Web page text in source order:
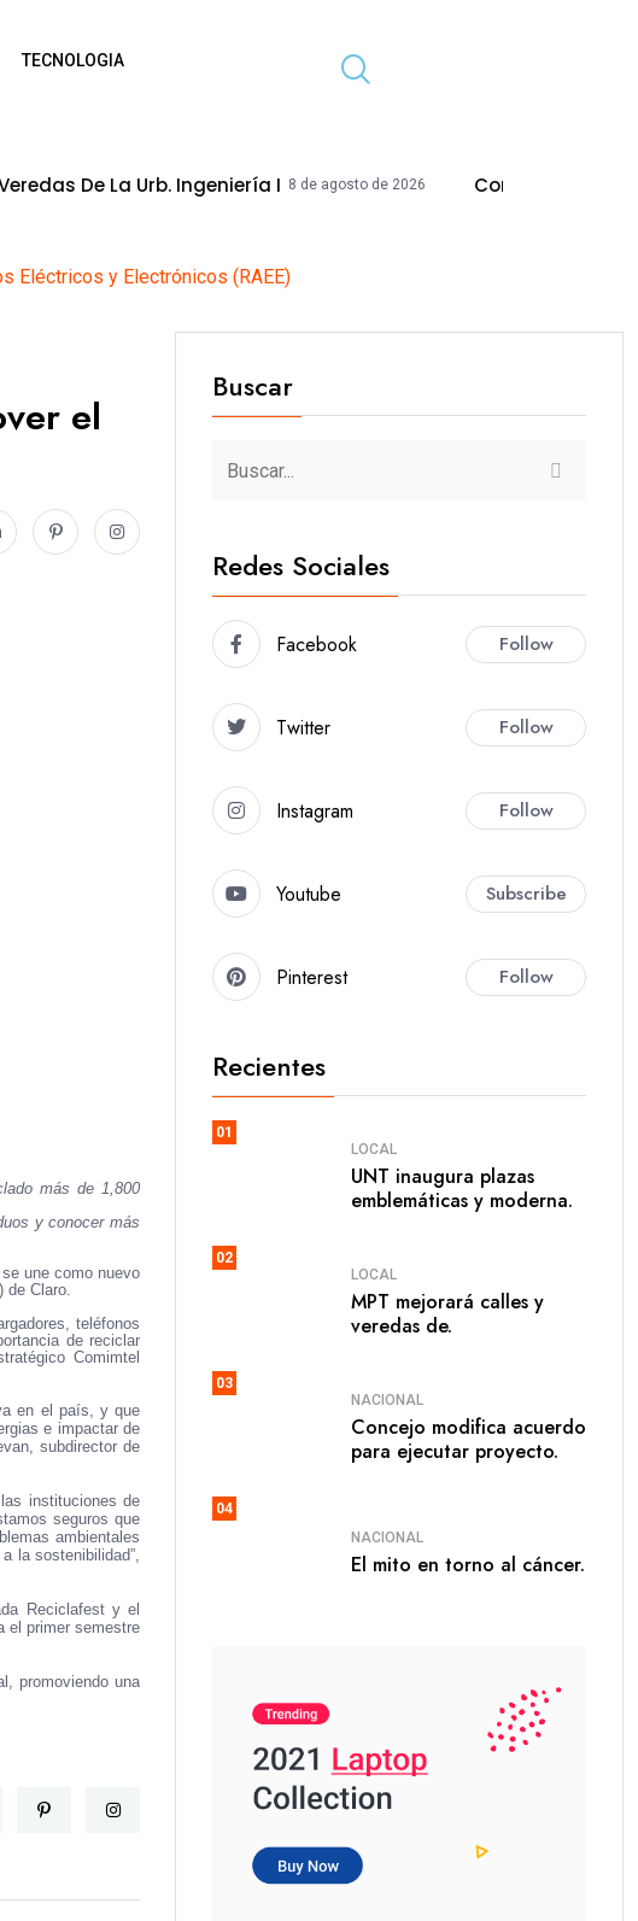
TECNOLOGIA
La Urb. Ingeniería I 8 de agosto de 2026 Concejo Modifica Acuerdo
Eléctricos y Electrónicos (RAEE)
el
más de 1,800
y conocer más
une como nuevo
de Claro.
teléfonos
de reciclar
Comimtel
en el país, y que
e impactar de
subdirector de
instituciones de
seguros que
ambientales
la sostenibilidad”,
Reciclafest y el
el primer semestre
promoviendo una
Buscar
Redes Sociales
Facebook Follow
Twitter Follow
Instagram Follow
Youtube Subscribe
Pinterest Follow
Recientes
01
LOCAL
UNT inaugura plazas
emblemáticas y moderna.
02
LOCAL
MPT mejorará calles y
veredas de.
03
NACIONAL
Concejo modifica acuerdo
para ejecutar proyecto.
04
NACIONAL
El mito en torno al cáncer.